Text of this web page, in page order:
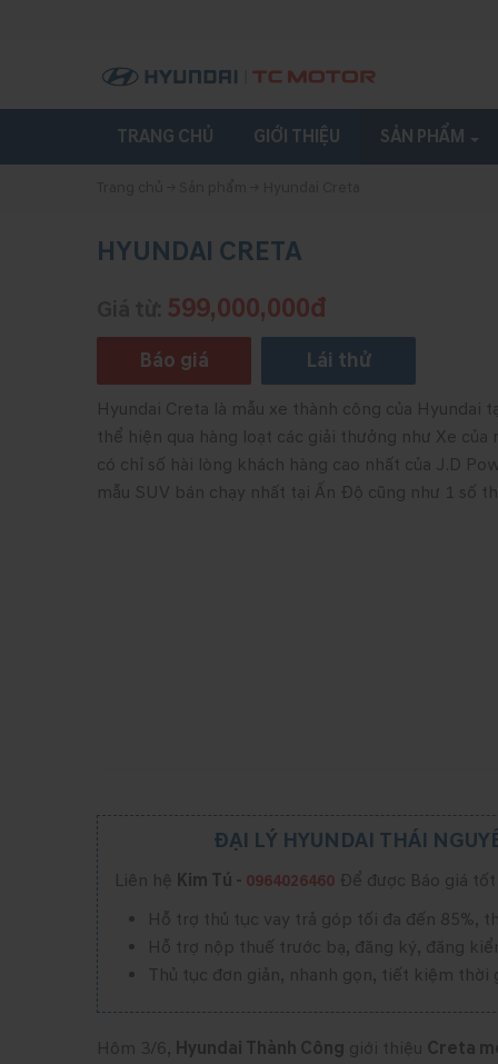
TRANG CHỦ GIỚI THIỆU SẢN PHẨM
HYUNDAI CRETA
599,000,000đ
Báo giá Lái thử
Hyundai Creta là mẫu xe thành công của Hyundai
thể hiện qua hàng loạt các giải thưởng như Xe
có chỉ số hài lòng khách hàng cao nhất của J.D
mẫu SUV bán chạy nhất tại Ấn Độ cũng như 1 số
ĐẠI LÝ HYUNDAI THÁI
Liên hệ Kim Tú - 0964026460 Để được Báo giá
Hỗ trợ thủ tục vay trả góp tối đa đến 85%,
Hỗ trợ nộp thuế trước bạ, đăng ký, đăng
Thủ tục đơn giản, nhanh gọn, tiết kiệm thời
Hôm 3/6, Hyundai Thành Công giới thiệu Creta